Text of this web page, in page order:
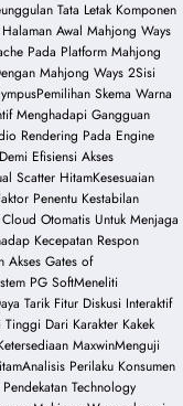
Tata Letak Komponen
Awal Mahjong Ways
Pada Platform Mahjong
Mahjong Ways 2Sisi
Pemilihan Skema Warna
Menghadapi Gangguan
Rendering Pada Engine
Efisiensi Akses
Scatter HitamKesesuaian
Penentu Kestabilan
Otomatis Untuk Menjaga
Kecepatan Respon
Akses Gates of
PG SoftMeneliti
Tarik Fitur Diskusi Interaktif
Dari Karakter Kakek
MaxwinMenguji
Analisis Perilaku Konsumen
Technology